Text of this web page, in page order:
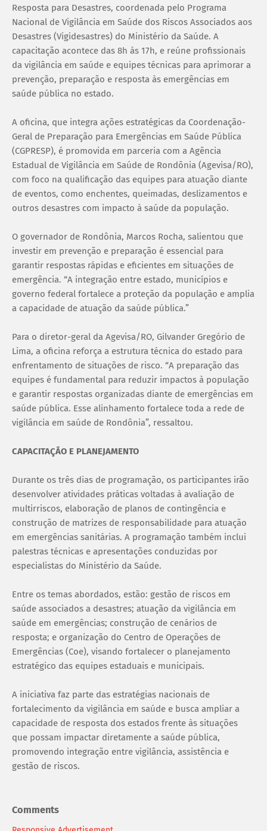
Resposta para Desastres, coordenada pelo Programa
Nacional de Vigilância em Saúde dos Riscos Associados aos
Desastres (Vigidesastres) do Ministério da Saúde. A
capacitação acontece das 8h às 17h, e reúne profissionais
da vigilância em saúde e equipes técnicas para aprimorar a
prevenção, preparação e resposta às emergências em
saúde pública no estado.
A oficina, que integra ações estratégicas da Coordenação-
Geral de Preparação para Emergências em Saúde Pública
(CGPRESP), é promovida em parceria com a Agência
Estadual de Vigilância em Saúde de Rondônia (Agevisa/RO),
com foco na qualificação das equipes para atuação diante
de eventos, como enchentes, queimadas, deslizamentos e
outros desastres com impacto à saúde da população.
O governador de Rondônia, Marcos Rocha, salientou que
investir em prevenção e preparação é essencial para
garantir respostas rápidas e eficientes em situações de
emergência. “A integração entre estado, municípios e
governo federal fortalece a proteção da população e amplia
a capacidade de atuação da saúde pública.”
Para o diretor-geral da Agevisa/RO, Gilvander Gregório de
Lima, a oficina reforça a estrutura técnica do estado para
enfrentamento de situações de risco. “A preparação das
equipes é fundamental para reduzir impactos à população
e garantir respostas organizadas diante de emergências em
saúde pública. Esse alinhamento fortalece toda a rede de
vigilância em saúde de Rondônia”, ressaltou.
CAPACITAÇÃO E PLANEJAMENTO
Durante os três dias de programação, os participantes irão
desenvolver atividades práticas voltadas à avaliação de
multirriscos, elaboração de planos de contingência e
construção de matrizes de responsabilidade para atuação
em emergências sanitárias. A programação também inclui
palestras técnicas e apresentações conduzidas por
especialistas do Ministério da Saúde.
Entre os temas abordados, estão: gestão de riscos em
saúde associados a desastres; atuação da vigilância em
saúde em emergências; construção de cenários de
resposta; e organização do Centro de Operações de
Emergências (Coe), visando fortalecer o planejamento
estratégico das equipes estaduais e municipais.
A iniciativa faz parte das estratégias nacionais de
fortalecimento da vigilância em saúde e busca ampliar a
capacidade de resposta dos estados frente às situações
que possam impactar diretamente a saúde pública,
promovendo integração entre vigilância, assistência e
gestão de riscos.
Comments